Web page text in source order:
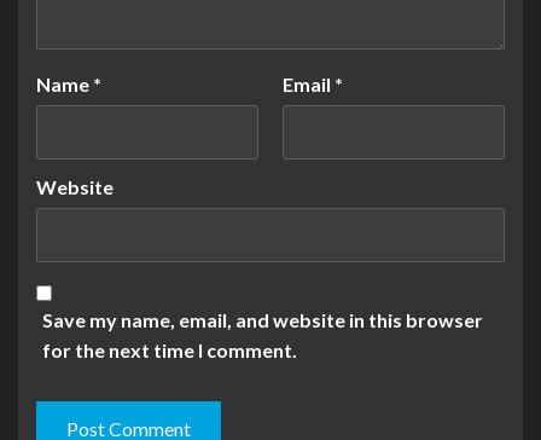
Name * Email *
Website
Save my name, email, and website in this browser
for the next time I comment.